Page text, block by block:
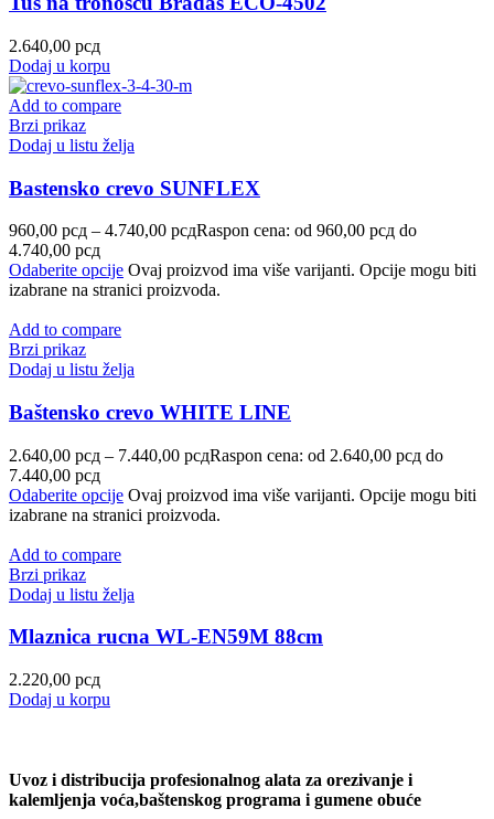
2.640,00 рсд
Dodaj u korpu
Add to compare
Brzi prikaz
Dodaj u listu želja
Bastensko crevo SUNFLEX
960,00 рсд – 4.740,00 рсдRaspon cena: od 960,00 рсд do
4.740,00 рсд
Odaberite opcije Ovaj proizvod ima više varijanti. Opcije mogu biti
izabrane na stranici proizvoda.
Add to compare
Brzi prikaz
Dodaj u listu želja
Baštensko crevo WHITE LINE
2.640,00 рсд – 7.440,00 рсдRaspon cena: od 2.640,00 рсд do
7.440,00 рсд
Odaberite opcije Ovaj proizvod ima više varijanti. Opcije mogu biti
izabrane na stranici proizvoda.
Add to compare
Brzi prikaz
Dodaj u listu želja
Mlaznica rucna WL-EN59M 88cm
2.220,00 рсд
Dodaj u korpu
Uvoz i distribucija profesionalnog alata za orezivanje i
kalemljenja voća,baštenskog programa i gumene obuće